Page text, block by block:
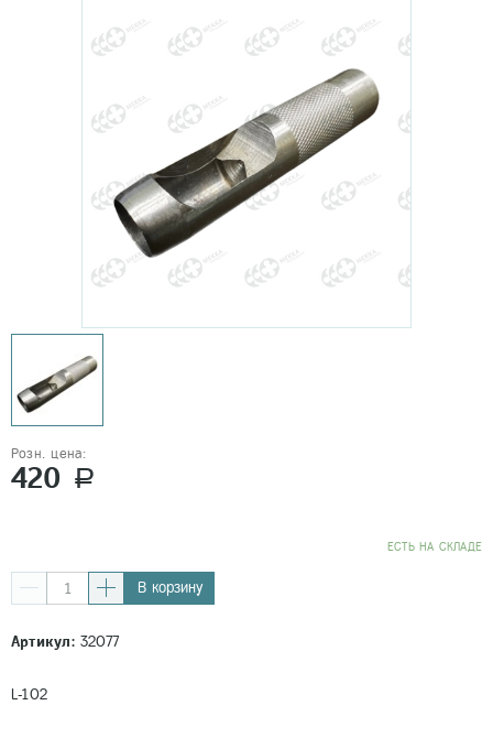
Розн. цена:
420 a
EСТЬ НА СКЛАДЕ
В корзину
Артикул:32077
L-102